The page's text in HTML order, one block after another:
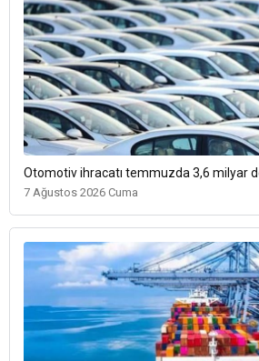
Otomotiv ihracatı temmuzda 3,6 milyar
7 Ağustos 2026 Cuma